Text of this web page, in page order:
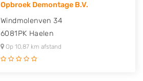
Opbroek Demontage B.V.
Windmolenven 34
6081PK Haelen
Op 10,87 km afstand